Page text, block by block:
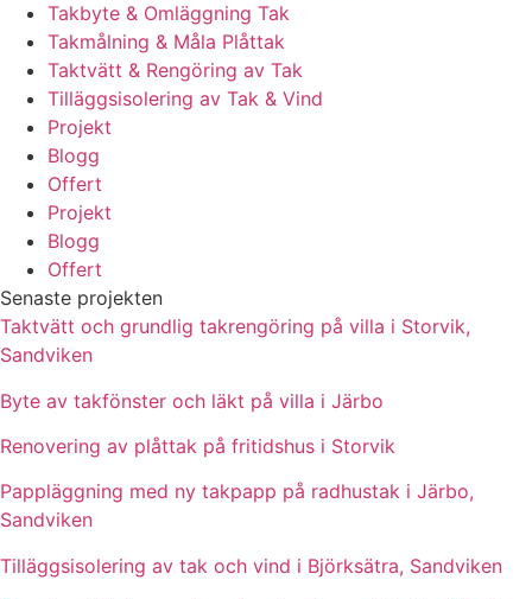
Takbyte & Omläggning Tak
Takmålning & Måla Plåttak
Taktvätt & Rengöring av Tak
Tilläggsisolering av Tak & Vind
Projekt
Blogg
Offert
Projekt
Blogg
Offert
Senaste projekten
Taktvätt och grundlig takrengöring på villa i Storvik,
Sandviken
Byte av takfönster och läkt på villa i Järbo
Renovering av plåttak på fritidshus i Storvik
Pappläggning med ny takpapp på radhustak i Järbo,
Sandviken
Tilläggsisolering av tak och vind i Björksätra, Sandviken